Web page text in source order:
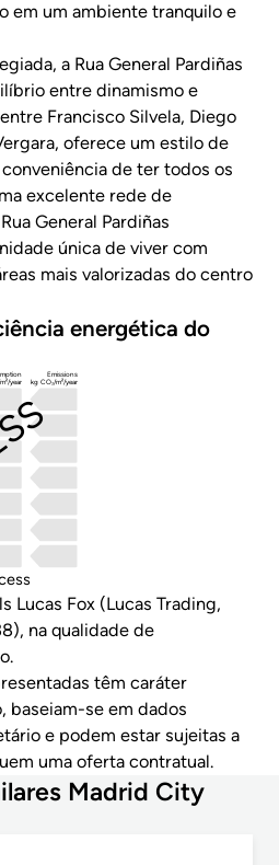
em um ambiente tranquilo e
a Rua General Pardiñas
entre dinamismo e
Francisco Silvela, Diego
oferece um estilo de
de ter todos os
excelente rede de
General Pardiñas
única de viver com
mais valorizadas do centro
energética do
year
Emissions
kg CO₂/m²/year
Lucas Fox (Lucas Trading,
na qualidade de
têm caráter
baseiam-se em dados
e podem estar sujeitas a
uma oferta contratual.
Madrid City